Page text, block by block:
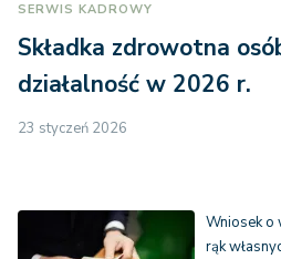
SERWIS KADROWY
Składka zdrowotna
działalność w 2026 r.
23 styczeń 2026
Wniosek o
rąk